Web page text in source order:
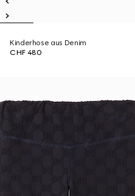
Kinderhose aus Denim
CHF 480